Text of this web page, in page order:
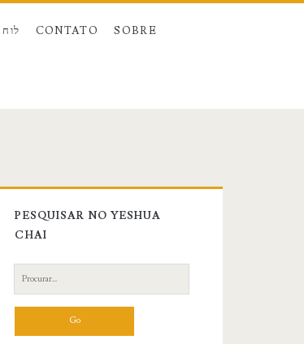
LUACH – לוח CONTATO SOBRE
Primary
Sidebar
PESQUISAR NO YESHUA
CHAI
Search
for: